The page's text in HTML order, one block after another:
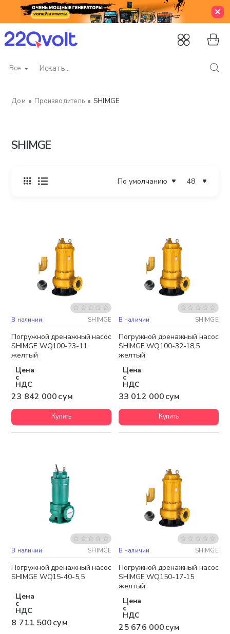
Все
Искать...
SHIMGE
Производитель SHIMGE
Бесплатная доставка
В наличии SHIMGE
Погружной дренажный насос
SHIMGE WQ100-23-11
желтый
Цена
с
НДС
23 842 000 сум
Купить
Бесплатная доставка
В наличии SHIMGE
Погружной дренажный насос
SHIMGE WQ100-32-18,5
желтый
Цена
с
НДС
33 012 000 сум
Купить
Бесплатная доставка
В наличии SHIMGE
Погружной дренажный насос
SHIMGE WQ15-40-5,5
Цена
с
НДС
8 711 500 сум
Бесплатная доставка
В наличии SHIMGE
Погружной дренажный насос
SHIMGE WQ150-17-15
желтый
Цена
с
НДС
25 676 000 сум